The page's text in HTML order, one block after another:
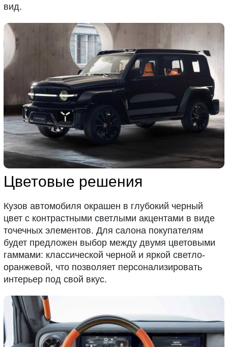
вид.
Цветовые решения
Кузов автомобиля окрашен в глубокий черный
цвет с контрастными светлыми акцентами в виде
точечных элементов. Для салона покупателям
будет предложен выбор между двумя цветовыми
гаммами: классической черной и яркой светло-
оранжевой, что позволяет персонализировать
интерьер под свой вкус.